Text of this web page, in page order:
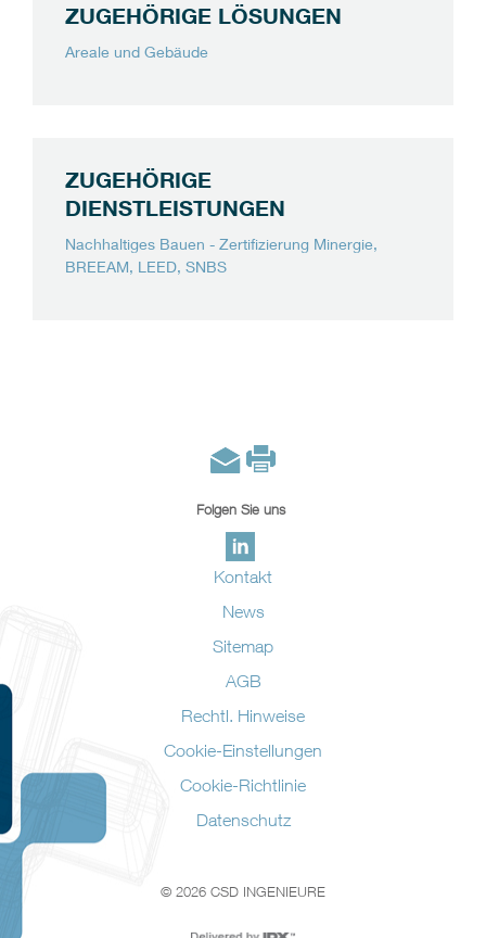
ZUGEHÖRIGE LÖSUNGEN
Areale und Gebäude
ZUGEHÖRIGE
DIENSTLEISTUNGEN
Nachhaltiges Bauen - Zertifizierung Minergie,
BREEAM, LEED, SNBS
Folgen Sie uns
Kontakt
News
Sitemap
AGB
Rechtl. Hinweise
Cookie-Einstellungen
Cookie-Richtlinie
Datenschutz
© 2026 CSD INGENIEURE